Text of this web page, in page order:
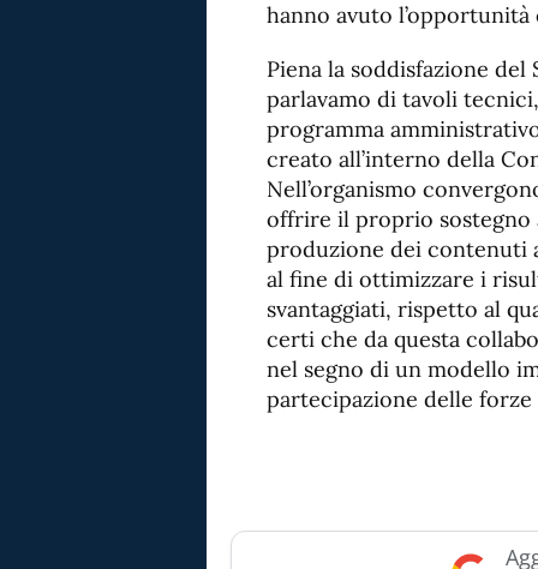
hanno avuto
Piena la soddisfazione del
parlavamo di tavoli
programma
creato all’interno della
Nell’organismo
offrire il proprio sostegno
produzione dei contenuti
al fine di ottimizzare i
svantaggiati, rispetto al
certi che da questa
nel segno di un modello
partecipazione delle